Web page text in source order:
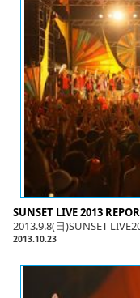
SUNSET LIVE 2013
2013.9.8(日)SUNSET
2013.10.23